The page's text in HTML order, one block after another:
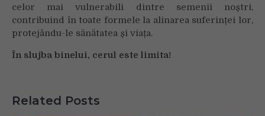
celor mai vulnerabili dintre semenii noștri,
contribuind în toate formele la alinarea suferinței lor,
protejându-le sănătatea și viața.
În slujba binelui, cerul este limita!
Related Posts